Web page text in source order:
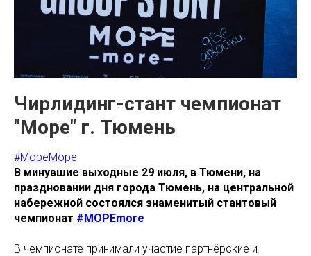
Чирлидинг-стант чемпионат
"Море" г. Тюмень
#МореМоре
В минувшие выходные 29 июля, в Тюмени, на
праздновании дня города Тюмень, на центральной
набережной состоялся знаменитый стантовый
чемпионат #МОРЕmore
В чемпионате принимали участие партнёрские и